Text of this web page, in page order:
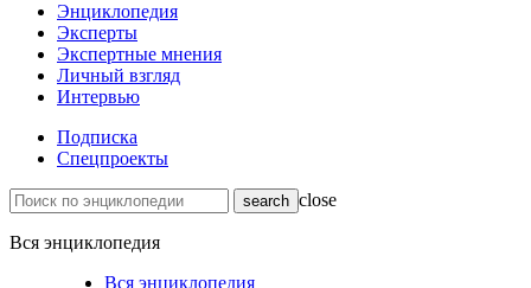
Энциклопедия
Эксперты
Экспертные мнения
Личный взгляд
Интервью
Подписка
Спецпроекты
close
Вся энциклопедия
Вся энциклопедия